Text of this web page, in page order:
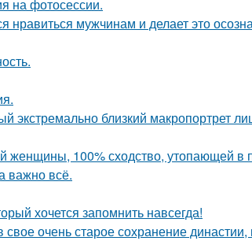
на фотосессии.
нравиться мужчинам и делает это
экстремально близкий макропортрет
женщины, 100% сходство, утопающей
важно всё.
хочется запомнить навсегда!
очень старое сохранение